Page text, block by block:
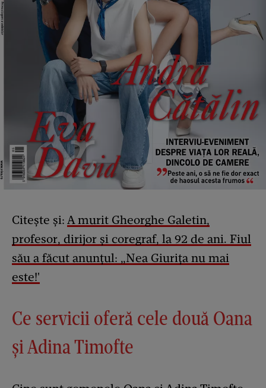
Citește și: A murit Gheorghe Galetin,
profesor, dirijor și coregraf, la 92 de ani. Fiul
său a făcut anunțul: „Nea Giurița nu mai
este!'
Ce servicii oferă cele două Oana
și Adina Timofte